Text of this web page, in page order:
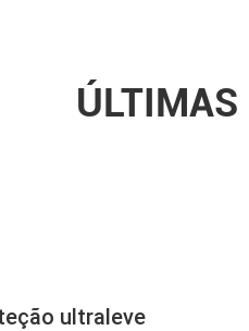
ÚLTIMAS
ultraleve